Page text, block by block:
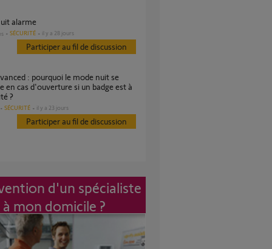
alarme
SÉCURITÉ il y a 28 jours
Participer au fil de discussion
en cas d'ouverture si un badge est à
?
SÉCURITÉ il y a 23 jours
Participer au fil de discussion
d'un spécialiste
à mon domicile ?